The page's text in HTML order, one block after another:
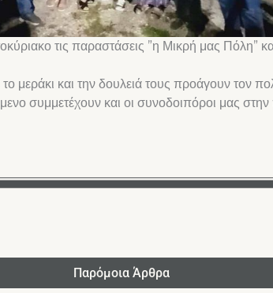
τις παραστάσεις ”η Μικρή μας Πόλη”
μεράκι και την δουλειά τους προάγουν τον
συμμετέχουν και οι συνοδοιπόροι μας
Παρόμοια Άρθρα